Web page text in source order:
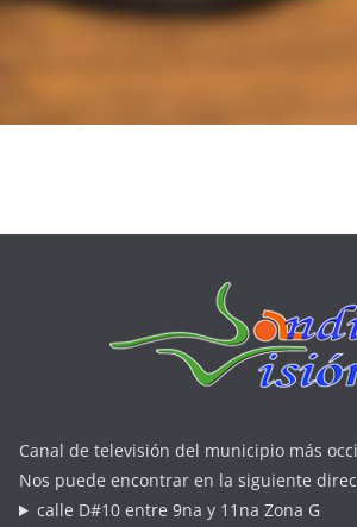
Canal de televisión del municipio más
Nos puede encontrar en la siguiente
calle D#10 entre 9na y 11na Zona G